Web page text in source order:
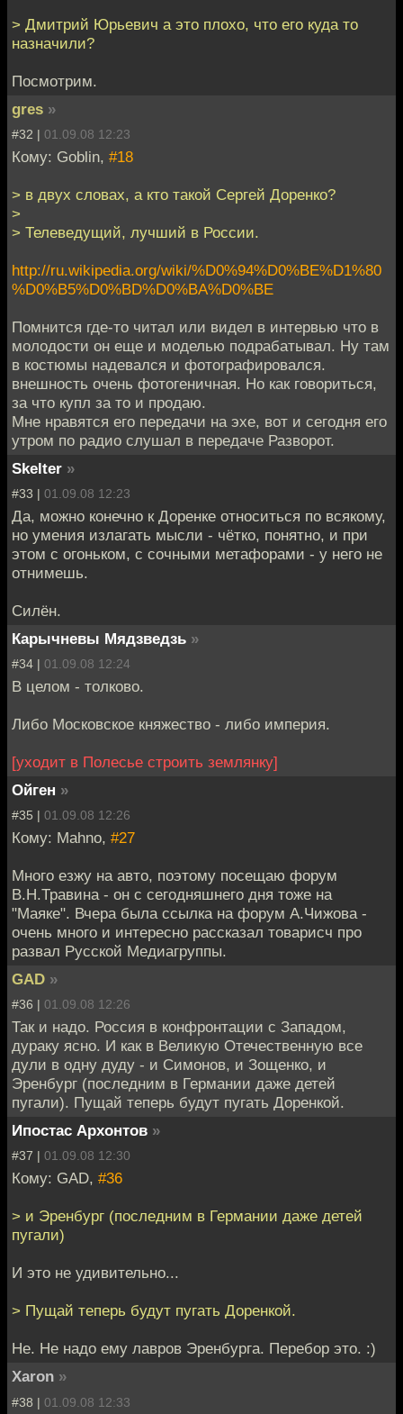
> Дмитрий Юрьевич а это плохо, что его куда то
назначили?
Посмотрим.
gres »
#32 | 01.09.08 12:23
Кому: Goblin, #18
> в двух словах, а кто такой Сергей Доренко?
>
> Телеведущий, лучший в России.
http://ru.wikipedia.org/wiki/%D0%94%D0%BE%D1%80
%D0%B5%D0%BD%D0%BA%D0%BE
Помнится где-то читал или видел в интервью что в
молодости он еще и моделью подрабатывал. Ну там
в костюмы надевался и фотографировался.
внешность очень фотогеничная. Но как говориться,
за что купл за то и продаю.
Мне нравятся его передачи на эхе, вот и сегодня его
утром по радио слушал в передаче Разворот.
Skelter »
#33 | 01.09.08 12:23
Да, можно конечно к Доренке относиться по всякому,
но умения излагать мысли - чётко, понятно, и при
этом с огоньком, с сочными метафорами - у него не
отнимешь.
Силён.
Карычневы Мядзведзь »
#34 | 01.09.08 12:24
В целом - толково.
Либо Московское княжество - либо империя.
[уходит в Полесье строить землянку]
Ойген »
#35 | 01.09.08 12:26
Кому: Mahno, #27
Много езжу на авто, поэтому посещаю форум
В.Н.Травина - он с сегодняшнего дня тоже на
"Маяке". Вчера была ссылка на форум А.Чижова -
очень много и интересно рассказал товарисч про
развал Русской Медиагруппы.
GAD »
#36 | 01.09.08 12:26
Так и надо. Россия в конфронтации с Западом,
дураку ясно. И как в Великую Отечественную все
дули в одну дуду - и Симонов, и Зощенко, и
Эренбург (последним в Германии даже детей
пугали). Пущай теперь будут пугать Доренкой.
Ипостас Архонтов »
#37 | 01.09.08 12:30
Кому: GAD, #36
> и Эренбург (последним в Германии даже детей
пугали)
И это не удивительно...
> Пущай теперь будут пугать Доренкой.
Не. Не надо ему лавров Эренбурга. Перебор это. :)
Xaron »
#38 | 01.09.08 12:33